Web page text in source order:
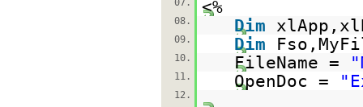
07. <%
08. Dim
09. Dim
10. FileName =
11. OpenDoc =
12.